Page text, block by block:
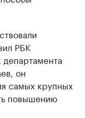
РБК
департамента
он
самых крупных
повышению